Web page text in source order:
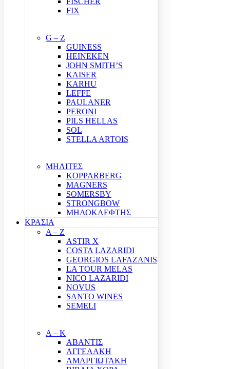
FIX
G – Z
GUINESS
HEINEKEN
JOHN SMITH’S
KAISER
KARHU
LEFFE
PAULANER
PERONI
PILS HELLAS
SOL
STELLA ARTOIS
ΜΗΛΙΤΕΣ
KOPPARBERG
MAGNERS
SOMERSBY
STRONGBOW
ΜΗΛΟΚΛΕΦΤΗΣ
ΚΡΑΣΙΑ
A – Z
ASTIR X
COSTA LAZARIDI
GEORGIOS LAFAZANIS
LA TOUR MELAS
NICO LAZARIDI
NOVUS
SANTO WINES
SEMELI
Α – Κ
ΑΒΑΝΤΙΣ
ΑΓΓΕΛΑΚΗ
ΑΜΑΡΓΙΩΤΑΚΗ